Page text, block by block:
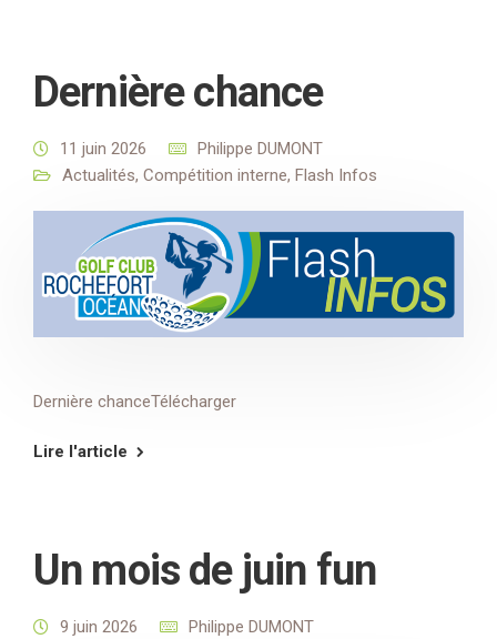
Dernière chance
11 juin 2026
Philippe DUMONT
Actualités, Compétition interne, Flash Infos
Dernière chanceTélécharger
Lire l'article
Un mois de juin fun
9 juin 2026
Philippe DUMONT